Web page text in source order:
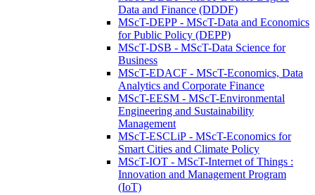
Data and Finance (DDDF)
MScT-DEPP - MScT-Data and Economics
for Public Policy (DEPP)
MScT-DSB - MScT-Data Science for
Business
MScT-EDACF - MScT-Economics, Data
Analytics and Corporate Finance
MScT-EESM - MScT-Environmental
Engineering and Sustainability
Management
MScT-ESCLiP - MScT-Economics for
Smart Cities and Climate Policy
MScT-IOT - MScT-Internet of Things :
Innovation and Management Program
(IoT)